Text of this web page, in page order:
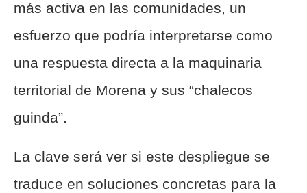
más activa en las comunidades, un
esfuerzo que podría interpretarse como
una respuesta directa a la maquinaria
territorial de Morena y sus “chalecos
guinda”.
La clave será ver si este despliegue se
traduce en soluciones concretas para la